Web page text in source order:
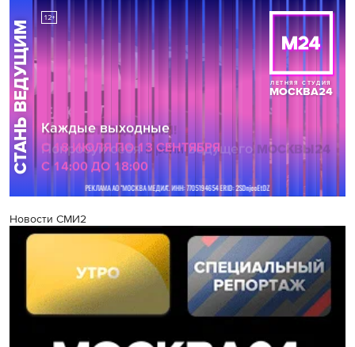
Новости СМИ2